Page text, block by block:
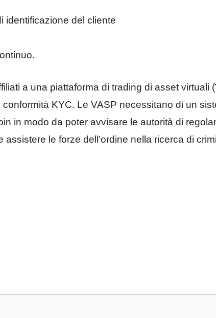
identificazione del cliente
a una piattaforma di trading di asset virtuali
KYC. Le VASP necessitano di un
in modo da poter avvisare le autorità di
assistere le forze dell’ordine nella ricerca di